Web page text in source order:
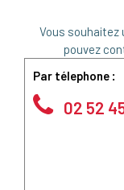
Vous souhaitez
pouvez
Par télephone :
02 52